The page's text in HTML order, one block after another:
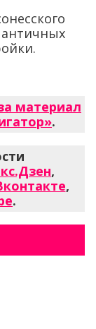
античных
материал
.
,
,
.